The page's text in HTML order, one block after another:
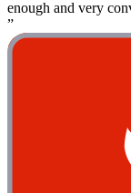
enough and very
”